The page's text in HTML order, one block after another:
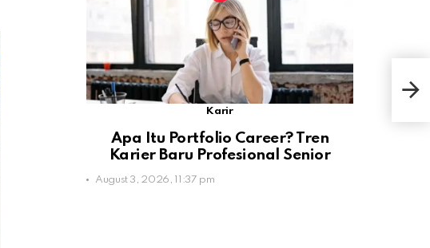
Karir
Apa Itu Portfolio Career? Tren
Karier Baru Profesional Senior
August 3, 2026, 11:37 pm
AS